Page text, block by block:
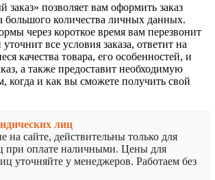
позволяет вам оформить заказ
большого количества личных данных.
через короткое время вам перезвонит
все условия заказа, ответит на
качества товара, его особенностей, и
а также предоставит необходимую
и как вы сможете получить свой
лиц
на сайте, действительны только для
при оплате наличными. Цены для
уточняйте у менеджеров. Работаем без